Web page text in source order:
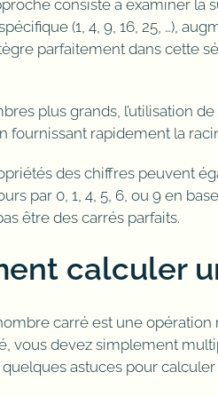
consiste à examiner la
(1, 4, 9, 16, 25, …),
parfaitement dans cette
plus grands, l’utilisation
fournissant rapidement la
des chiffres peuvent
par 0, 1, 4, 5, 6, ou 9 en
être des carrés parfaits.
calculer
carré est une
vous devez simplement
astuces pour